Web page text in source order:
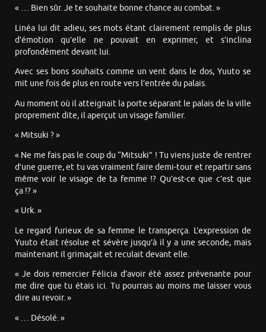
« … Bien sûr. Je te souhaite bonne chance au combat. »
Linéa lui dit adieu, ses mots étant clairement remplis de plus
d’émotion qu’elle ne pouvait en exprimer, et s’inclina
profondément devant lui.
Avec ses bons souhaits comme un vent dans le dos, Yuuto se
mit une fois de plus en route vers l’entrée du palais.
Au moment où il atteignait la porte séparant le palais de la ville
proprement dite, il aperçut un visage familier.
« Mitsuki ? »
« Ne me fais pas le coup du “Mitsuki” ! Tu viens juste de rentrer
d’une guerre, et tu vas vraiment faire demi-tour et repartir sans
même voir le visage de ta femme !? Qu’est-ce que c’est que
ça !? »
« Urk. »
Le regard furieux de sa femme le transperça. L’expression de
Yuuto était résolue et sévère jusqu’à il y a une seconde, mais
maintenant il grimaçait et reculait devant elle.
« Je dois remercier Félicia d’avoir été assez prévenante pour
me dire que tu étais ici. Tu pourrais au moins me laisser vous
dire au revoir. »
« … Désolé. »